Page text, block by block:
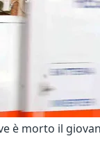
è morto il